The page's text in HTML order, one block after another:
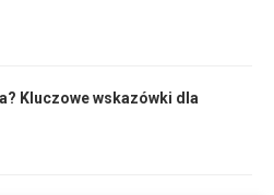
Kluczowe wskazówki dla